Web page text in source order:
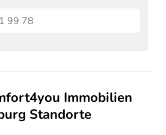
99 78
Immobilien
Standorte